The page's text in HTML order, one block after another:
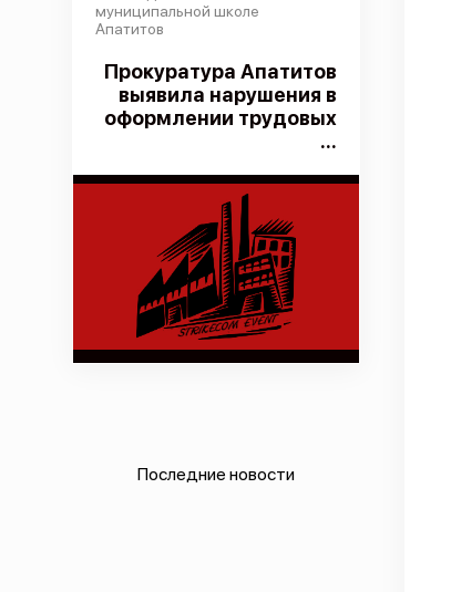
муниципальной школе
Апатитов
Прокуратура Апатитов
выявила нарушения в
оформлении трудовых
...
Последние новости